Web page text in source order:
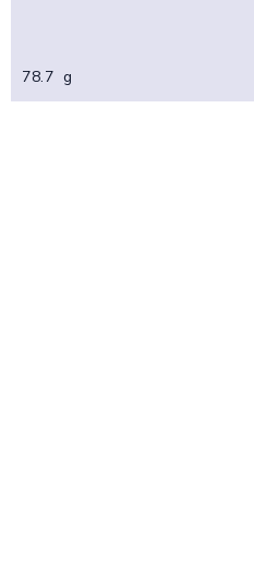
78.7 g